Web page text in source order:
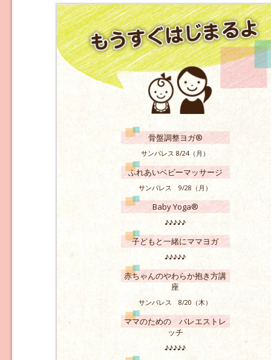
骨盤調整ヨガ®
サンパレス 8/24（月）
ふれあいベビーマッサージ
サンパレス 9/28（月）
Baby Yoga®
♪♪♪♪♪
子どもと一緒にママヨガ
♪♪♪♪♪
赤ちゃんのやわらか抱き方講
座
サンパレス 8/20（木）
ママのための バレエストレ
ッチ
♪♪♪♪♪